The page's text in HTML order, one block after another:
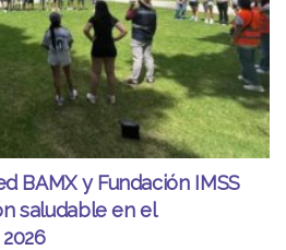
BAMX y Fundación IMSS
saludable en el